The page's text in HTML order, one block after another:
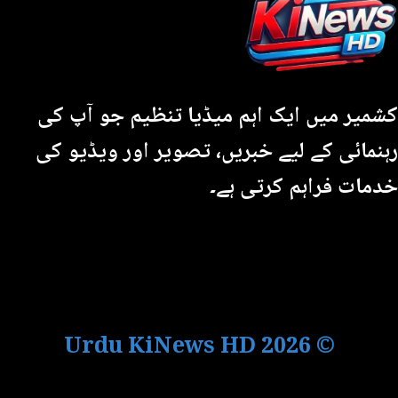
کشمیر میں ایک اہم میڈیا تنظیم جو آپ کی
رہنمائی کے لیے خبریں، تصویر اور ویڈیو کی
خدمات فراہم کرتی ہے۔
© 2026
Urdu KiNews HD